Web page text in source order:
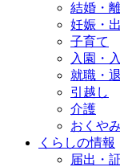
結婚・
妊娠・
子育て
入園・
就職・
引越し
介護
おくやみ
くらしの情報
届出・